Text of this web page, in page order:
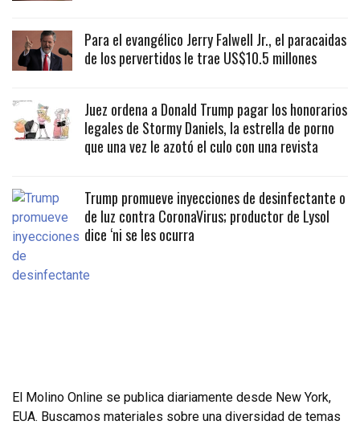
Para el evangélico Jerry Falwell Jr., el paracaidas
de los pervertidos le trae US$10.5 millones
Juez ordena a Donald Trump pagar los honorarios
legales de Stormy Daniels, la estrella de porno
que una vez le azotó el culo con una revista
Trump promueve inyecciones de desinfectante o
de luz contra CoronaVirus; productor de Lysol
dice ‘ni se les ocurra
El Molino Online se publica diariamente desde New York,
EUA. Buscamos materiales sobre una diversidad de temas